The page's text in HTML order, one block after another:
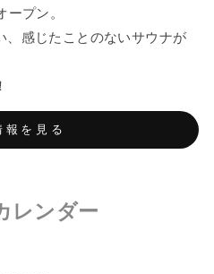
プン。
、感じたことのないサウナが
報を見る
レンダー